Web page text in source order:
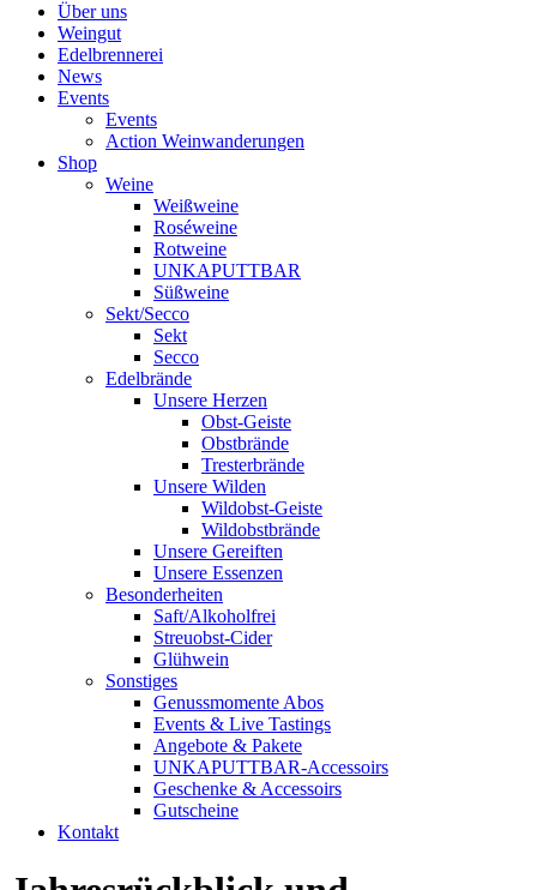
Über uns
Weingut
Edelbrennerei
News
Events
Events
Action Weinwanderungen
Shop
Weine
Weißweine
Roséweine
Rotweine
UNKAPUTTBAR
Süßweine
Sekt/Secco
Sekt
Secco
Edelbrände
Unsere Herzen
Obst-Geiste
Obstbrände
Tresterbrände
Unsere Wilden
Wildobst-Geiste
Wildobstbrände
Unsere Gereiften
Unsere Essenzen
Besonderheiten
Saft/Alkoholfrei
Streuobst-Cider
Glühwein
Sonstiges
Genussmomente Abos
Events & Live Tastings
Angebote & Pakete
UNKAPUTTBAR-Accessoirs
Geschenke & Accessoirs
Gutscheine
Kontakt